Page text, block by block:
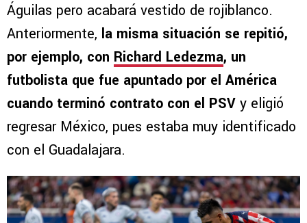
Águilas pero acabará vestido de rojiblanco.
Anteriormente, la misma situación se repitió,
por ejemplo, con Richard Ledezma, un
futbolista que fue apuntado por el América
cuando terminó contrato con el PSV y eligió
regresar México, pues estaba muy identificado
con el Guadalajara.